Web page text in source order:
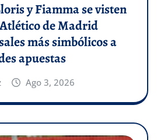
y Fiamma se visten
de Madrid
más simbólicos a
apuestas
Ago 3, 2026